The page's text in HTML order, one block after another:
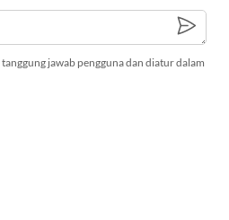
jawab pengguna dan diatur dalam